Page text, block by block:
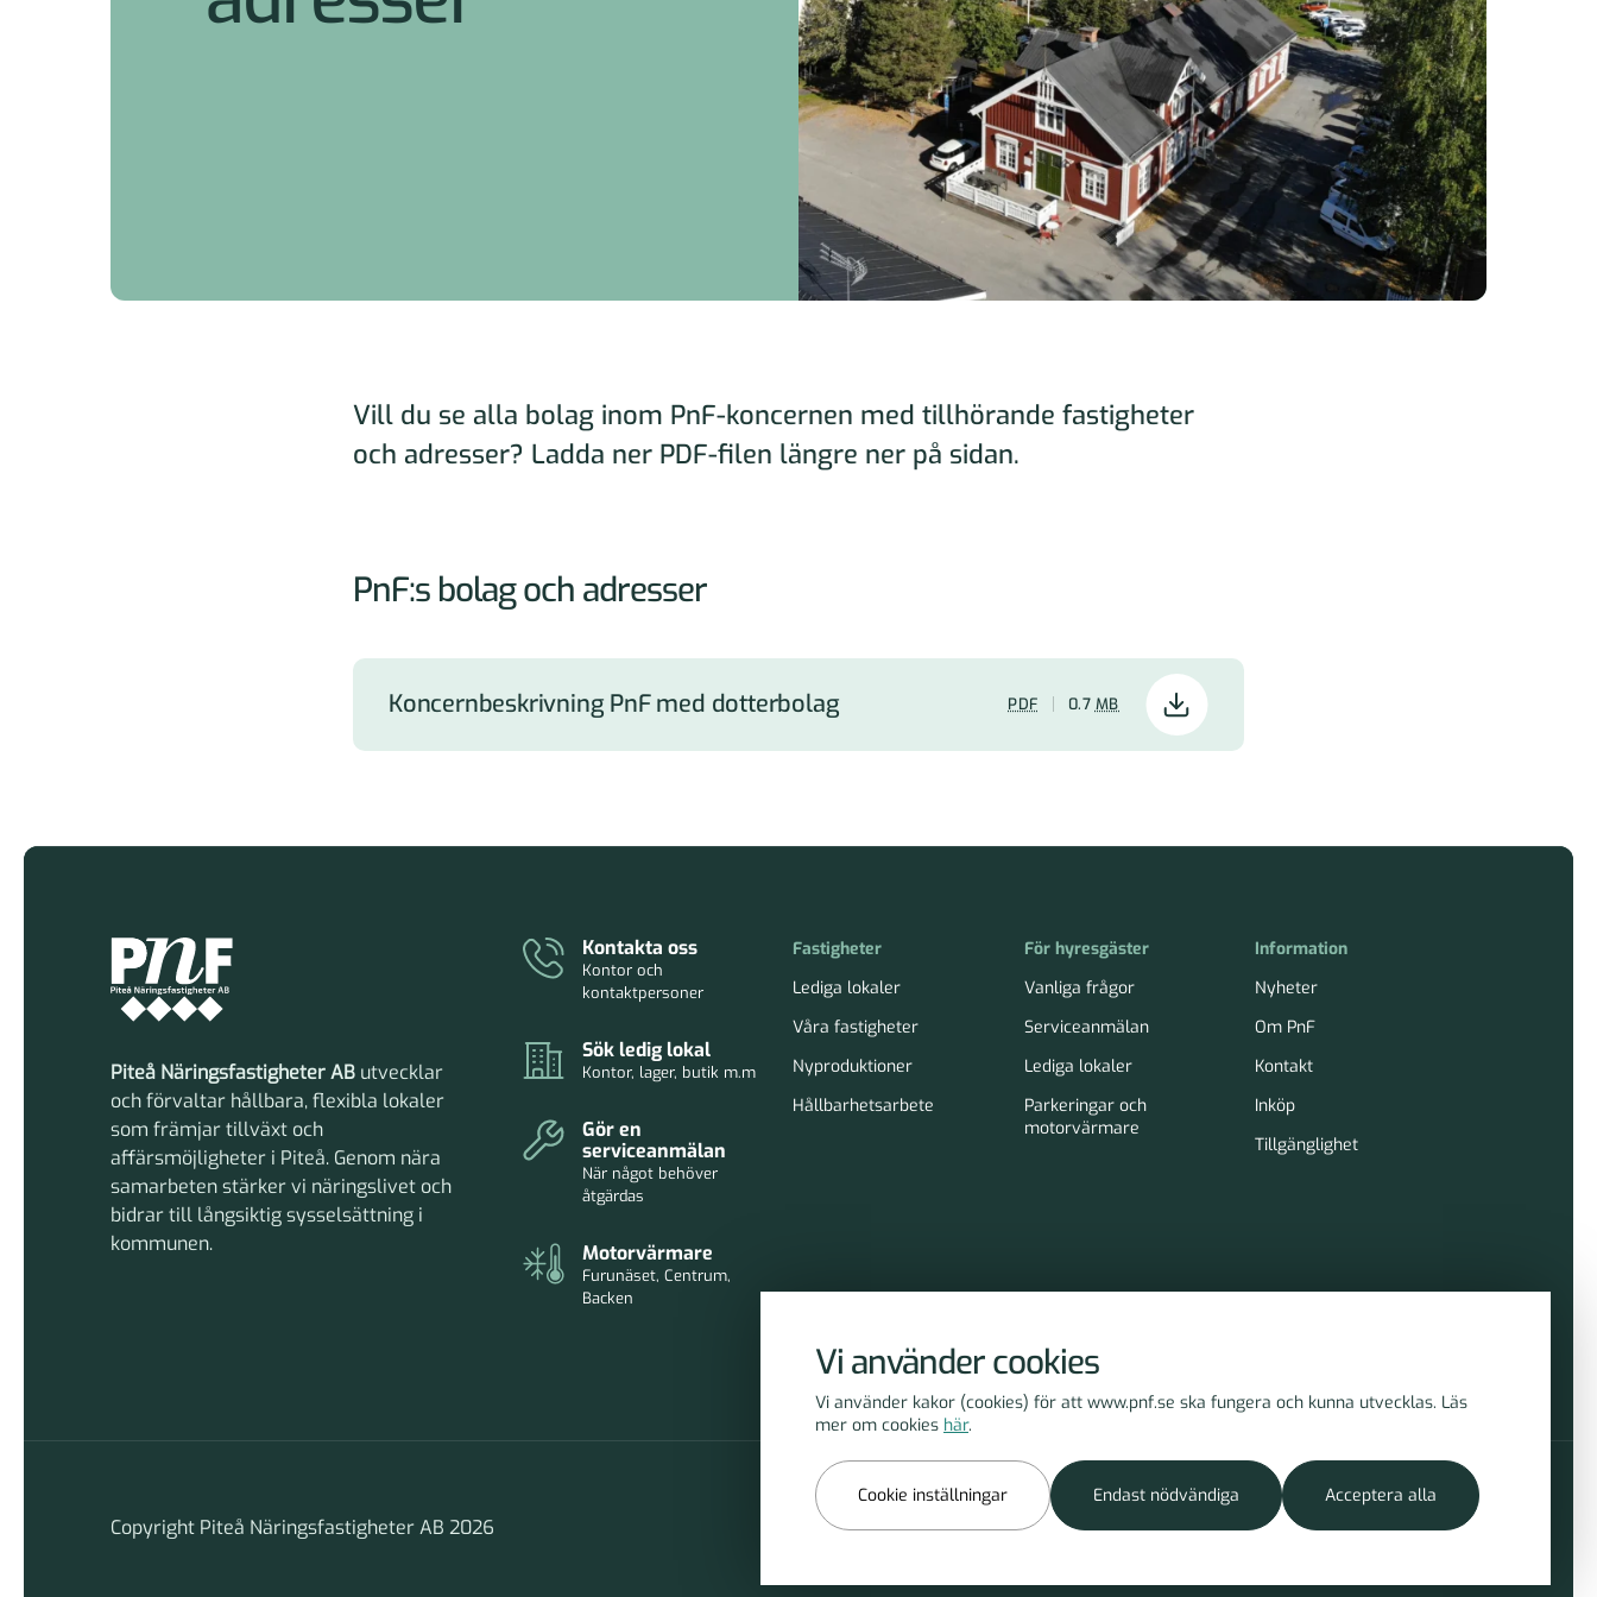
Vill du se alla bolag inom PnF-koncernen med tillhörande fastigheter
och adresser? Ladda ner PDF-filen längre ner på sidan.
PnF:s bolag och adresser
Koncernbeskrivning PnF med dotterbolag PDF 0.7 MB
Piteå Näringsfastigheter AB utvecklar
och förvaltar hållbara, flexibla lokaler
som främjar tillväxt och
affärsmöjligheter i Piteå. Genom nära
samarbeten stärker vi näringslivet och
bidrar till långsiktig sysselsättning i
kommunen.
Kontakta oss
Kontor och
kontaktpersoner
Sök ledig lokal
Kontor, lager, butik m.m
Gör en
serviceanmälan
När något behöver
åtgärdas
Motorvärmare
Furunäset, Centrum,
Backen
Fastigheter
Lediga lokaler
Våra fastigheter
Nyproduktioner
Hållbarhetsarbete
För hyresgäster
Vanliga frågor
Serviceanmälan
Lediga lokaler
Parkeringar och
motorvärmare
Information
Nyheter
Om PnF
Kontakt
Inköp
Tillgänglighet
Copyright Piteå Näringsfastigheter AB 2026 Hantera cookies Tillbaka till toppen
Vi använder cookies
Vi använder kakor (cookies) för att www.pnf.se ska fungera och kunna utvecklas. Läs
mer om cookies här.
Cookie inställningar Endast nödvändiga Acceptera alla